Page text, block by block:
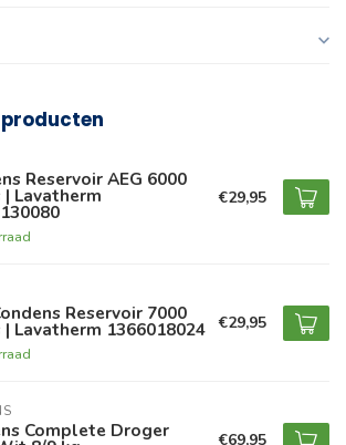
Reservoir AEG 6000
| Lavatherm €29,95
Reservoir 7000
| Lavatherm 1366018024 €29,95
Complete Droger €69,95